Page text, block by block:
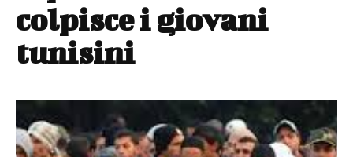
colpisce i giovani
tunisini